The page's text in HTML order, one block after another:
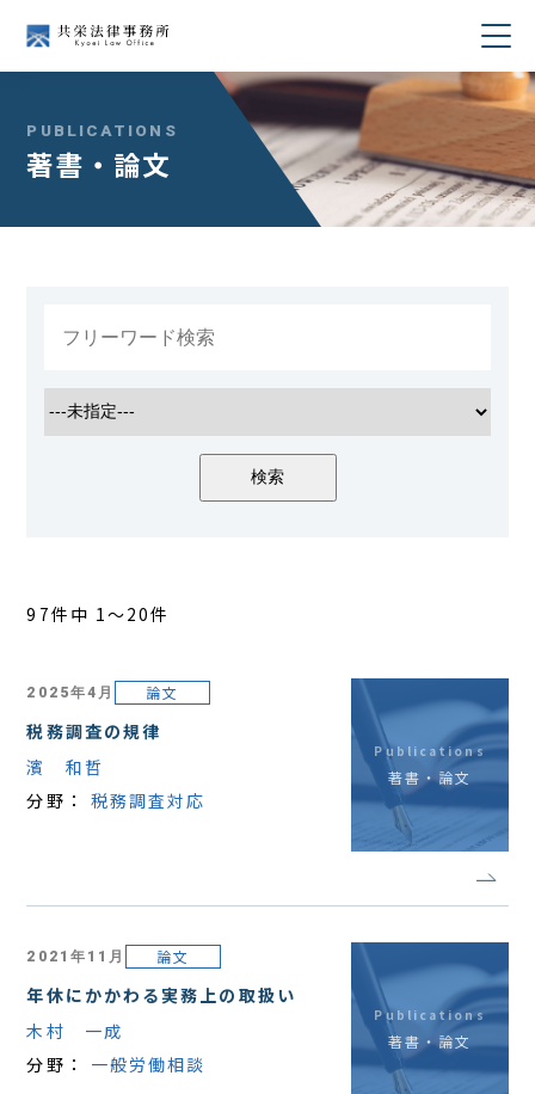
業務分野
コラム
PUBLICATIONS
著書・論文
97件中 1〜20件
2025年4月 論文
税務調査の規律
濱 和哲
分野： 税務調査対応
Publications
著書・論文
2021年11月 論文
年休にかかわる実務上の取扱い
木村 一成
分野： 一般労働相談
Publications
著書・論文